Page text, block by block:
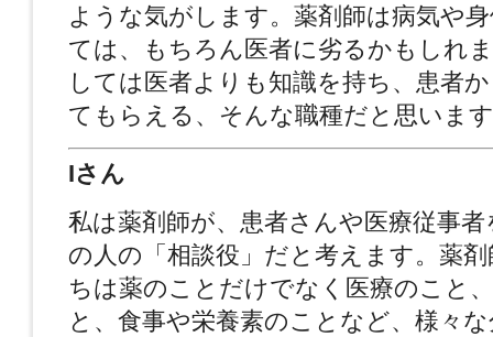
ような気がします。薬剤師は病気や
ては、もちろん医者に劣るかもしれ
しては医者よりも知識を持ち、患者
てもらえる、そんな職種だと思いま
Iさん
私は薬剤師が、患者さんや医療従事
の人の「相談役」だと考えます。薬
ちは薬のことだけでなく医療のこと
と、食事や栄養素のことなど、様々